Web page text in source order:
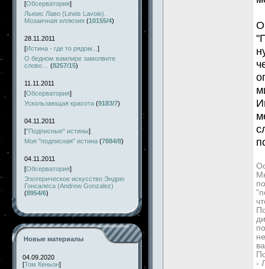
[Обсерватория]
Льюис Лаво (Lewis Lavoie).
Мозаичная иллюзия (10155/4)
28.11.2011
[Истина - где то рядом... ]
О бедном вампире замолвите
слово…
(8257/15)
11.11.2011
[Обсерватория]
Ускользающая красота (9183/7)
04.11.2011
["Подписные" истины]
Моя "подписная" истина (7884/8)
04.11.2011
[Обсерватория]
Эзотерическое искусство Эндрю
Гонсалеса (Andrew Gonzalez)
(8954/6)
Новые материалы
04.09.2020
[Том Кеньон]
-